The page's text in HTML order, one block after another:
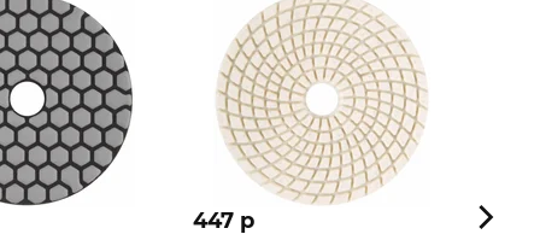
447 p 495